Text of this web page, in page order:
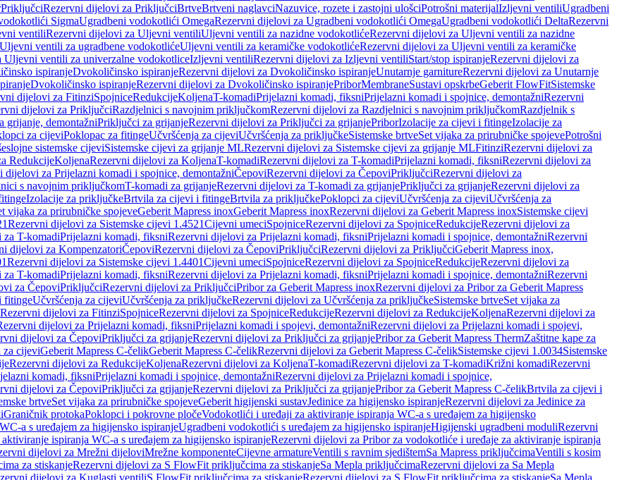
PriključciRezervni dijelovi za PriključciBrtveBrtveni naglavciNazuvice, rozete i zastojni ulošciPotrošni materijalIzljevni ventiliUgradbeni
SigmaUgradbeni vodokotlići OmegaRezervni dijelovi za Ugradbeni vodokotlići OmegaUgradbeni vodokotlići DeltaRezervni
ventiliRezervni dijelovi za Uljevni ventiliUljevni ventili za nazidne vodokotlićeRezervni dijelovi za Uljevni ventili za nazidne
ventili za ugradbene vodokotlićeUljevni ventili za keramičke vodokotlićeRezervni dijelovi za Uljevni ventili za keramičke
Uljevni ventili za univerzalne vodokotliceIzljevni ventiliRezervni dijelovi za Izljevni ventiliStart/stop ispiranjeRezervni dijelovi za
ispiranjeDvokoličinsko ispiranjeRezervni dijelovi za Dvokoličinsko ispiranjeUnutarnje garnitureRezervni dijelovi za Unutarnje
Dvokoličinsko ispiranjeRezervni dijelovi za Dvokoličinsko ispiranjePriborMembraneSustavi opskrbeGeberit FlowFitSistemske
dijelovi za FitinziSpojniceRedukcijeKoljenaT-komadiPrijelazni komadi, fiksniPrijelazni komadi i spojnice, demontažniRezervni
dijelovi za PriključciRazdjelnici s navojnim priključkomRezervni dijelovi za Razdjelnici s navojnim priključkomRazdjelnik s
grijanje, demontažniPriključci za grijanjeRezervni dijelovi za Priključci za grijanjePriborIzolacije za cijevi i fitingeIzolacije za
za cijeviPoklopac za fitingeUčvršćenja za cijeviUčvršćenja za priključkeSistemske brtveSet vijaka za prirubničke spojevePotrošni
sistemske cijeviSistemske cijevi za grijanje MLRezervni dijelovi za Sistemske cijevi za grijanje MLFitinziRezervni dijelovi za
RedukcijeKoljenaRezervni dijelovi za KoljenaT-komadiRezervni dijelovi za T-komadiPrijelazni komadi, fiksniRezervni dijelovi za
dijelovi za Prijelazni komadi i spojnice, demontažniČepoviRezervni dijelovi za ČepoviPriključciRezervni dijelovi za
s navojnim priključkomT-komadi za grijanjeRezervni dijelovi za T-komadi za grijanjePriključci za grijanjeRezervni dijelovi za
Izolacije za priključkeBrtvila za cijevi i fitingeBrtvila za priključkePoklopci za cijeviUčvršćenja za cijeviUčvršćenja za
vijaka za prirubničke spojeveGeberit Mapress inoxGeberit Mapress inoxRezervni dijelovi za Geberit Mapress inoxSistemske cijevi
Rezervni dijelovi za Sistemske cijevi 1.4521Cijevni umeciSpojniceRezervni dijelovi za SpojniceRedukcijeRezervni dijelovi za
T-komadiPrijelazni komadi, fiksniRezervni dijelovi za Prijelazni komadi, fiksniPrijelazni komadi i spojnice, demontažniRezervni
dijelovi za KompenzatoriČepoviRezervni dijelovi za ČepoviPriključciRezervni dijelovi za PriključciGeberit Mapress inox,
Rezervni dijelovi za Sistemske cijevi 1.4401Cijevni umeciSpojniceRezervni dijelovi za SpojniceRedukcijeRezervni dijelovi za
T-komadiPrijelazni komadi, fiksniRezervni dijelovi za Prijelazni komadi, fiksniPrijelazni komadi i spojnice, demontažniRezervni
za ČepoviPriključciRezervni dijelovi za PriključciPribor za Geberit Mapress inoxRezervni dijelovi za Pribor za Geberit Mapress
fitingeUčvršćenja za cijeviUčvršćenja za priključkeRezervni dijelovi za Učvršćenja za priključkeSistemske brtveSet vijaka za
Rezervni dijelovi za FitinziSpojniceRezervni dijelovi za SpojniceRedukcijeRezervni dijelovi za RedukcijeKoljenaRezervni dijelovi za
dijelovi za Prijelazni komadi, fiksniPrijelazni komadi i spojevi, demontažniRezervni dijelovi za Prijelazni komadi i spojevi,
dijelovi za ČepoviPriključci za grijanjeRezervni dijelovi za Priključci za grijanjePribor za Geberit Mapress ThermZaštitne kape za
za cijeviGeberit Mapress C-čelikGeberit Mapress C-čelikRezervni dijelovi za Geberit Mapress C-čelikSistemske cijevi 1.0034Sistemske
Rezervni dijelovi za RedukcijeKoljenaRezervni dijelovi za KoljenaT-komadiRezervni dijelovi za T-komadiKrižni komadiRezervni
komadi, fiksniPrijelazni komadi i spojnice, demontažniRezervni dijelovi za Prijelazni komadi i spojnice,
dijelovi za ČepoviPriključci za grijanjeRezervni dijelovi za Priključci za grijanjePribor za Geberit Mapress C-čelikBrtvila za cijevi i
brtveSet vijaka za prirubničke spojeveGeberit higijenski sustavJedinice za higijensko ispiranjeRezervni dijelovi za Jedinice za
Graničnik protokaPoklopci i pokrovne pločeVodokotlići i uređaji za aktiviranje ispiranja WC-a s uređajem za higijensko
a s uređajem za higijensko ispiranjeUgradbeni vodokotlići s uređajem za higijensko ispiranjeHigijenski ugradbeni moduliRezervni
ispiranja WC-a s uređajem za higijensko ispiranjeRezervni dijelovi za Pribor za vodokotliće i uređaje za aktiviranje ispiranja
dijelovi za Mrežni dijeloviMrežne komponenteCijevne armatureVentili s ravnim sjedištemSa Mapress priključcimaVentili s kosim
za stiskanjeRezervni dijelovi za S FlowFit priključcima za stiskanjeSa Mepla priključcimaRezervni dijelovi za Sa Mepla
dijelovi za Kuglasti ventiliS FlowFit priključcima za stiskanjeRezervni dijelovi za S FlowFit priključcima za stiskanjeSa Mepla